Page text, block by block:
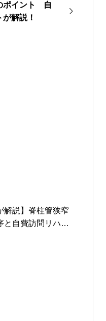
ポイント 自
解説！
解説】脊柱管狭窄
と自費訪問リハビ